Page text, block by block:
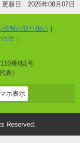
更新日 2026年08月07日
情報の取り扱い
せ
番地1号
表）
ホ表示
Reserved.